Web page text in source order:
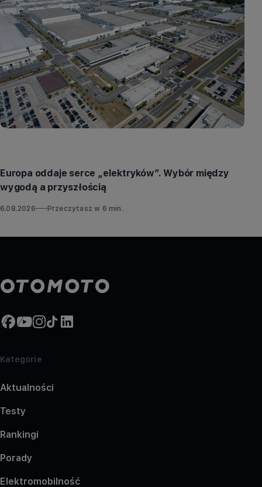
Europa oddaje serce „elektryków”. Wybór między
wygodą a przyszłością
6.08.2026 Przeczytasz w 6 min.
Kategorie
Aktualności
Testy
Rankingi
Porady
Elektromobilność